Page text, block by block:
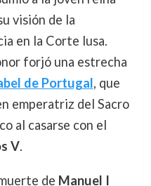
visión de la
en la Corte lusa.
forjó una estrecha
de Portugal, que
emperatriz del Sacro
al casarse con el
V.
de Manuel I